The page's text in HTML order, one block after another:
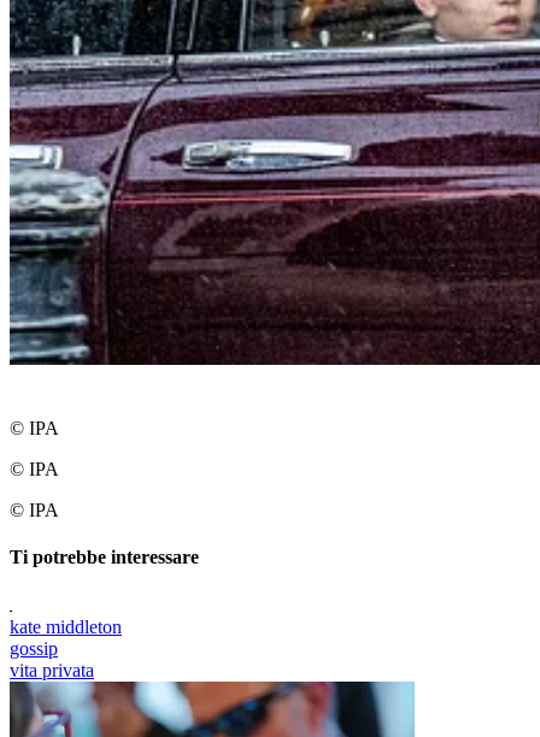
© IPA
© IPA
© IPA
Ti potrebbe interessare
kate middleton
gossip
vita privata